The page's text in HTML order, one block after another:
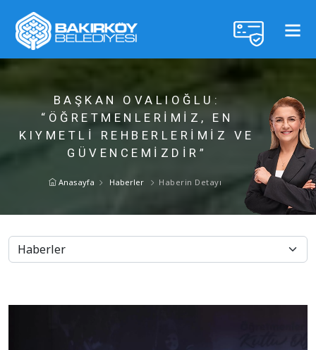
BAŞKAN OVALIOĞLU:
“ÖĞRETMENLERİMİZ, EN
KIYMETLİ REHBERLERİMİZ VE
GÜVENCEMİZDİR”
Anasayfa Haberler Haberin Detayı